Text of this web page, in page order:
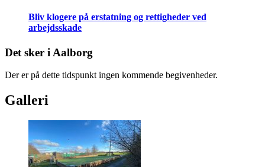
Bliv klogere på erstatning og rettigheder ved
arbejdsskade
Det sker i Aalborg
Der er på dette tidspunkt ingen kommende begivenheder.
Galleri